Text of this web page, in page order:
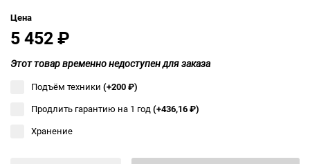
Цена
5 452₽
Этот товар временно недоступен для заказа
Подъём техники (+200₽)
Продлить гарантию на 1 год(+436,16₽)
Хранение